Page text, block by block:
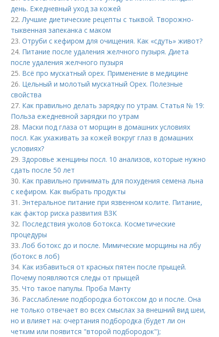
день. Ежедневный уход за кожей
22.Лучшие диетические рецепты с тыквой. Творожно-
тыквенная запеканка с маком
23.Отруби с кефиром для очищения. Как «сдуть» живот?
24. Питание после удаления желчного пузыря. Диета
после удаления желчного пузыря
25. Всё про мускатный орех. Применение в медицине
26. Цельный и молотый мускатный Орех. Полезные
свойства
27. Как правильно делать зарядку по утрам. Статья № 19:
Польза ежедневной зарядки по утрам
28. Маски под глаза от морщин в домашних условиях
посл. Как ухаживать за кожей вокруг глаз в домашних
условиях?
29.Здоровье женщины посл. 10 анализов, которые нужно
сдать после 50 лет
30. Как правильно принимать для похудения семена льна
с кефиром. Как выбрать продукты
31. Энтеральное питание при язвенном колите. Питание,
как фактор риска развития ВЗК
32. Последствия уколов ботокса. Косметические
процедуры
33.Лоб ботокс до и после. Мимические морщины на лбу
(ботокс в лоб)
34. Как избавиться от красных пятен после прыщей.
Почему появляются следы от прыщей
35.Что такое папулы. Проба Манту
36. Расслабление подбородка ботоксом до и после. Она
не только отвечает во всех смыслах за внешний вид шеи,
но и влияет на: очертания подбородка (будет ли он
четким или появится "второй подбородок");